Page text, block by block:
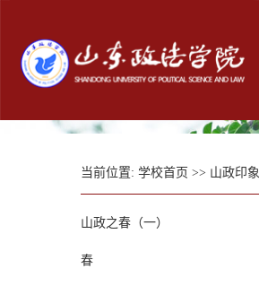
当前位置: 学校首页 >> 山政印象
山政之春（一）
春